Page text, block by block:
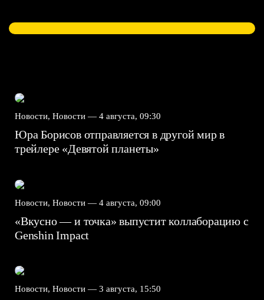
Новости, Новости — 4 августа, 09:30
Юра Борисов отправляется в другой мир в
трейлере «Девятой планеты»
Новости, Новости — 4 августа, 09:00
«Вкусно — и точка» выпустит коллаборацию с
Genshin Impact⁠⁠
Новости, Новости — 3 августа, 15:50